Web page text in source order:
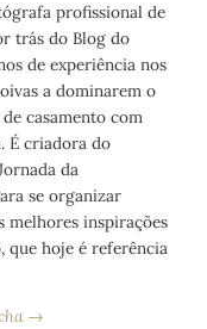
profissional de
trás do Blog do
de experiência nos
a dominarem o
casamento com
É criadora do
da
se organizar
melhores inspirações
que hoje é referência
→